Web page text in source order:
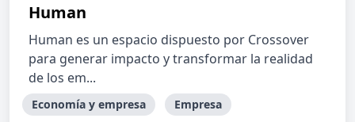
Human
Human es un espacio dispuesto por Crossover
para generar impacto y transformar la realidad
de los em...
Economía y empresa Empresa